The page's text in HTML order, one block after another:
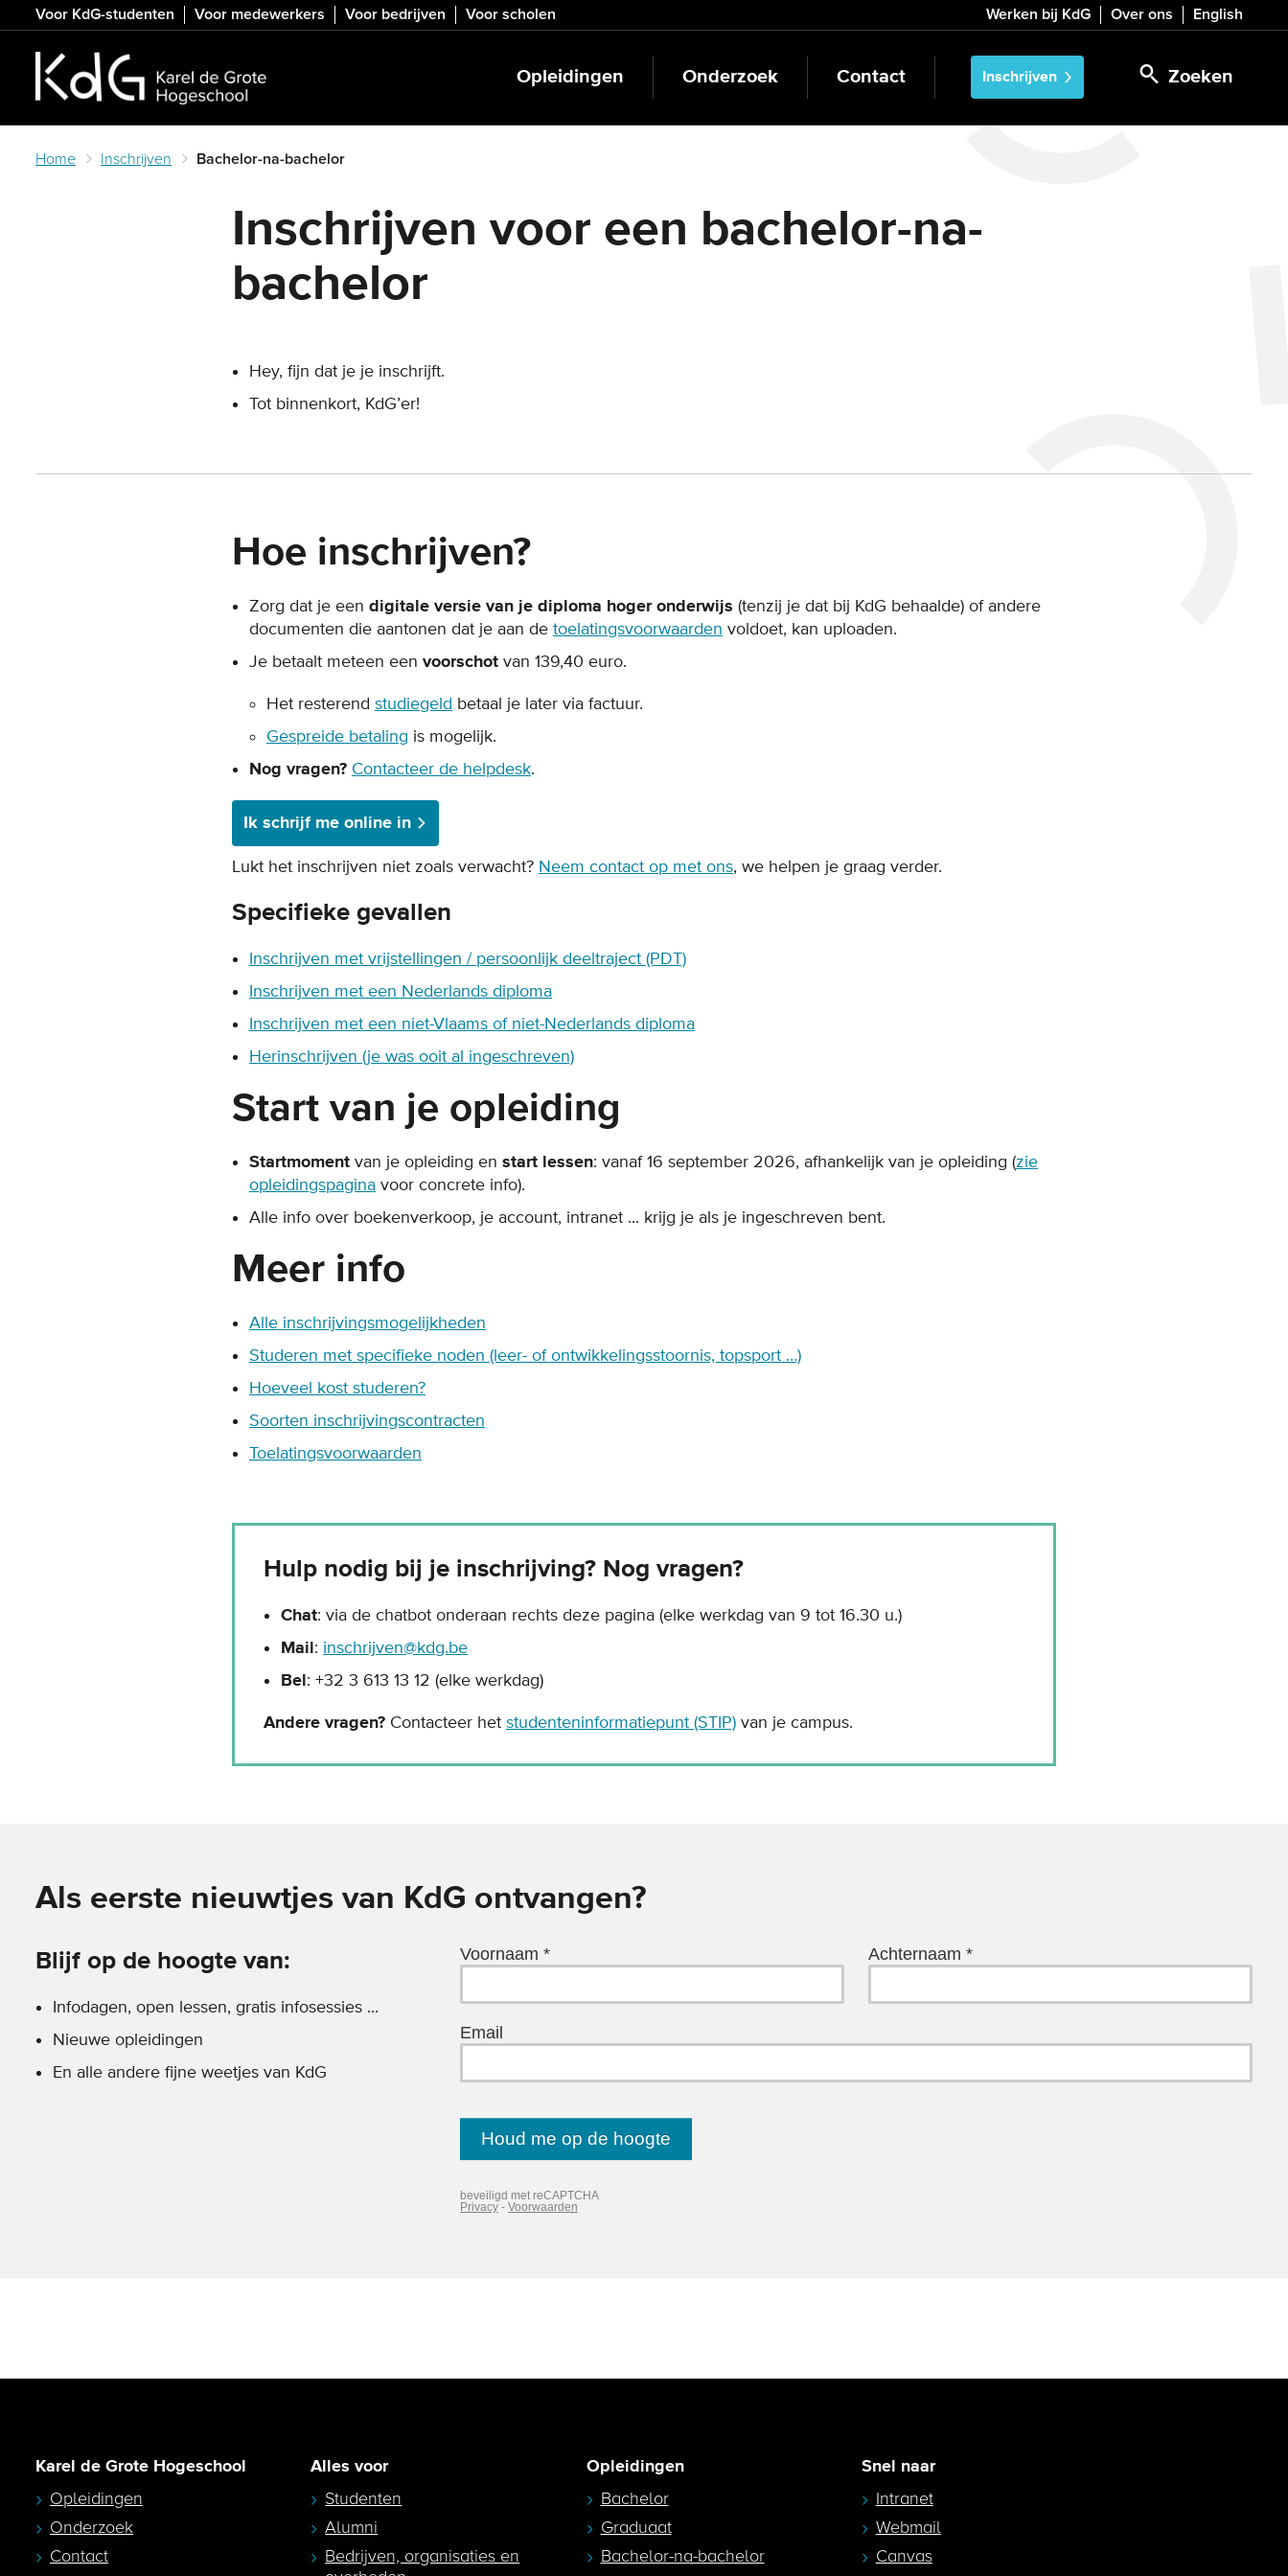
to
main
content
Voor KdG-studenten Voor medewerkers Voor bedrijven Voor scholen Werken bij KdG Over ons English
Zoeken
Opleidingen Onderzoek Contact Inschrijven
Home Inschrijven Bachelor-na-bachelor
Inschrijven voor een bachelor-na-
bachelor
Hey, fijn dat je je inschrijft.
Tot binnenkort, KdG’er!
Hoe inschrijven?
Zorg dat je een digitale versie van je diploma hoger onderwijs (tenzij je dat bij KdG behaalde) of andere
documenten die aantonen dat je aan de toelatingsvoorwaarden voldoet, kan uploaden.
Je betaalt meteen een voorschot van 139,40 euro.
Het resterend studiegeld betaal je later via factuur.
Gespreide betaling is mogelijk.
Nog vragen? Contacteer de helpdesk.
Ik schrijf me online in
Lukt het inschrijven niet zoals verwacht? Neem contact op met ons, we helpen je graag verder.
Specifieke gevallen
Inschrijven met vrijstellingen / persoonlijk deeltraject (PDT)
Inschrijven met een Nederlands diploma
Inschrijven met een niet-Vlaams of niet-Nederlands diploma
Herinschrijven (je was ooit al ingeschreven)
Start van je opleiding
Startmoment van je opleiding en start lessen: vanaf 16 september 2026, afhankelijk van je opleiding (zie
opleidingspagina voor concrete info).
Alle info over boekenverkoop, je account, intranet ... krijg je als je ingeschreven bent.
Meer info
Alle inschrijvingsmogelijkheden
Studeren met specifieke noden (leer- of ontwikkelingsstoornis, topsport …)
Hoeveel kost studeren?
Soorten inschrijvingscontracten
Toelatingsvoorwaarden
Hulp nodig bij je inschrijving? Nog vragen?
Chat: via de chatbot onderaan rechts deze pagina (elke werkdag van 9 tot 16.30 u.)
Mail: inschrijven@kdg.be
Bel: +32 3 613 13 12 (elke werkdag)
Andere vragen? Contacteer het studenteninformatiepunt (STIP) van je campus.
Als eerste nieuwtjes van KdG ontvangen?
Blijf op de hoogte van:
Infodagen, open lessen, gratis infosessies ...
Nieuwe opleidingen
En alle andere fijne weetjes van KdG
Karel de Grote Hogeschool
Opleidingen
Onderzoek
Contact
Alles voor
Studenten
Alumni
Bedrijven, organisaties en
Opleidingen
Bachelor
Graduaat
Bachelor-na-bachelor
Snel naar
Intranet
Webmail
Canvas